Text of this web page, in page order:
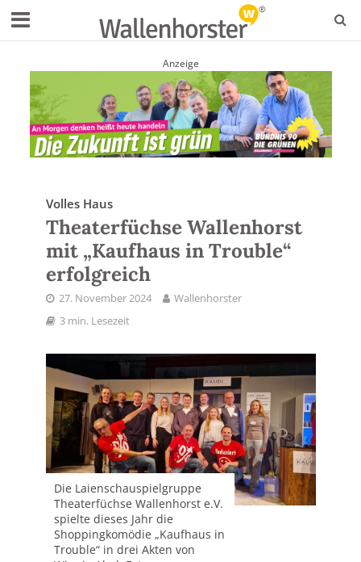
Anzeige
Volles Haus
Theaterfüchse Wallenhorst
mit „Kaufhaus in Trouble“
erfolgreich
27. November 2024
Wallenhorster
3 min. Lesezeit
Die Laienschauspielgruppe
Theaterfüchse Wallenhorst e.V.
spielte dieses Jahr die
Shoppingkomödie „Kaufhaus in
Trouble“ in drei Akten von